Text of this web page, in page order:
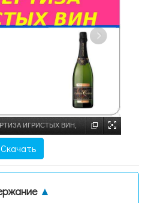
ИГРИСТЫХ ВИН,
Скачать
▲